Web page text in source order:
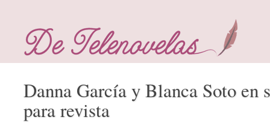
Danna García y Blanca Soto en
para revista